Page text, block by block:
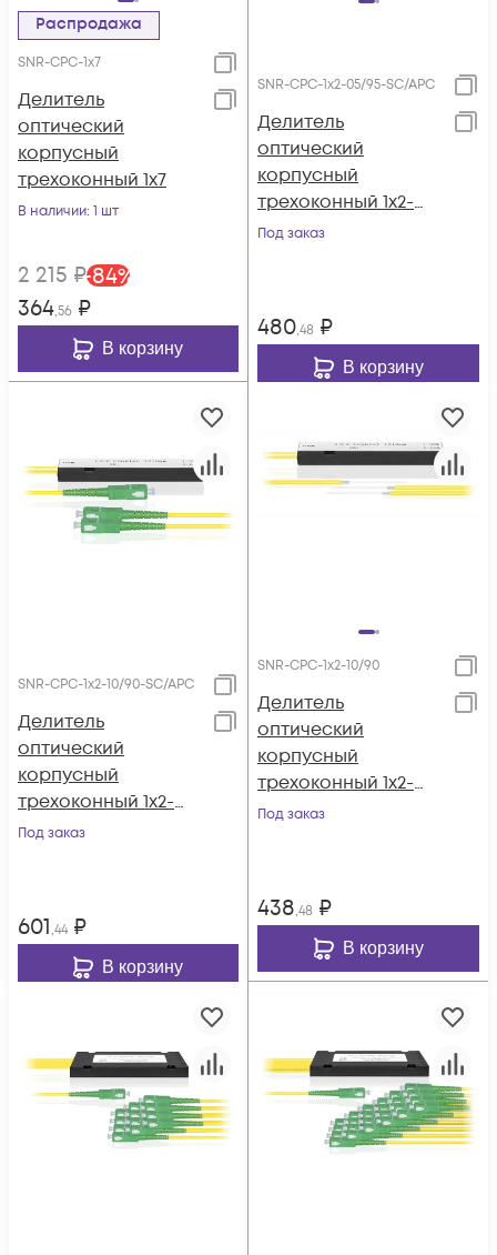
Распродажа
SNR-CPC-1x7
Делитель
оптический
корпусный
трехоконный 1х7
В наличии: 1 шт
2 215 ₽-84%
364,56 ₽
В корзину
SNR-CPC-1x2-05/95-SC/APC
Делитель
оптический
корпусный
трехоконный 1х2-
05/95 SC/APC
Под заказ
480,48 ₽
В корзину
SNR-CPC-1x2-10/90-SC/APC
Делитель
оптический
корпусный
трехоконный 1х2-
10/90 SC/APC
Под заказ
601,44 ₽
В корзину
SNR-CPС-1x2-10/90
Делитель
оптический
корпусный
трехоконный 1х2-
10/90
Под заказ
438,48 ₽
В корзину